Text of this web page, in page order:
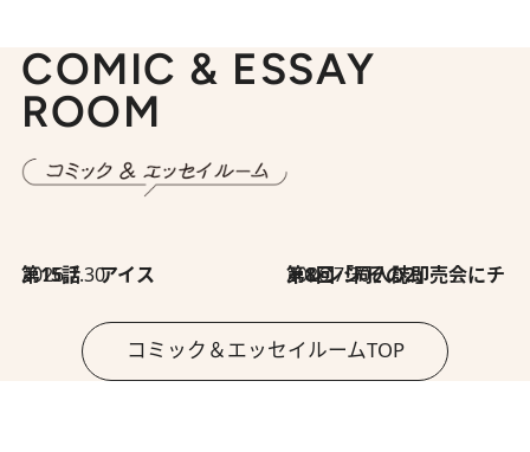
COMIC & ESSAY
ROOM
2026.7.30
第15話 アイス 2026.7.30
第8回「同人誌即売会にチャレンジ その2」
コミック＆エッセイルームTOP